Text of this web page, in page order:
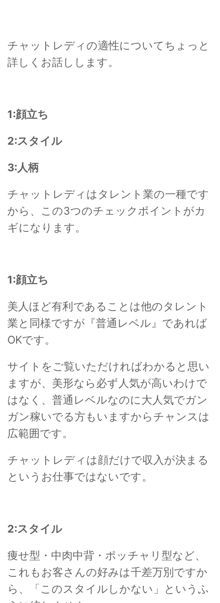
チャットレディの適性についてちょっと
詳しくお話しします。
1:顔立ち
2:スタイル
3:人柄
チャットレディはタレント業の一種です
から、この3つのチェックポイントがカ
ギになります。
1:顔立ち
美人ほど有利であることは他のタレント
業と同様ですが『普通レベル』であれば
OKです。
サイトをご覧いただければわかると思い
ますが、美形なら必ず人気が高いわけで
はなく、普通レベルなのに大人気でガン
ガン稼いでる方もいますからチャンスは
広範囲です。
チャットレディは顔だけで収入が決まる
というお仕事ではないです。
2:スタイル
痩せ型・中肉中背・ポッチャリ型など、
これもお客さんの好みは千差万別ですか
ら、「このスタイルしかない」というふ